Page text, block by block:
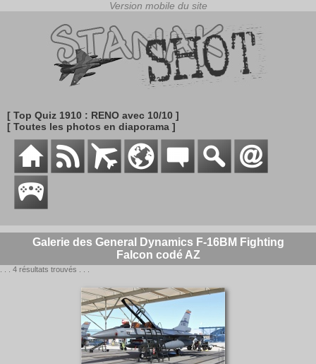
[ Top Quiz 1910 : RENO avec 10/10 ]
[ Toutes les photos en diaporama ]
Galerie des General Dynamics F-16BM Fighting
Falcon codé AZ
. . . 4 résultats trouvés . . .